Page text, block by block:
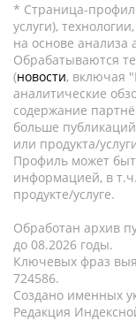
* Страница-
услуги),
на основе анализа
Обрабатываются
(новости, включая
аналитические
содержание
больше
или продукта/
Профиль может
информацией, в
продукте/услуге.
Обработан архив
до 08.2026 годы.
Ключевых фраз
724586.
Создано именных
Редакция